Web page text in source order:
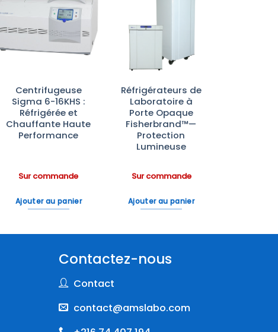
Ajouter
d’envies
Centrifugeuse
Sigma 6-16KHS :
Réfrigérée et
Chauffante Haute
Performance
Sur commande
Ajouter au panier
Réfrigérateurs de
Laboratoire à
Porte Opaque
Fisherbrand™—
Protection
Lumineuse
Sur commande
Ajouter au panier
Contactez-nous
Contact
contact@amslabo.com